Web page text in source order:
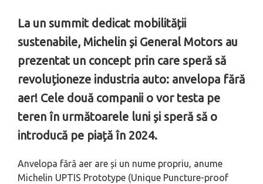
La un summit dedicat mobilității
sustenabile, Michelin și General Motors au
prezentat un concept prin care speră să
revoluționeze industria auto: anvelopa fără
aer! Cele două companii o vor testa pe
teren în următoarele luni și speră să o
introducă pe piață în 2024.
Anvelopa fără aer are și un nume propriu, anume
Michelin UPTIS Prototype (Unique Puncture-proof